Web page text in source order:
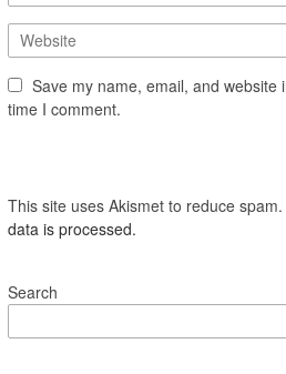
Save my name, email, and website
time I comment.
This site uses Akismet to reduce spam.
data is processed.
Search